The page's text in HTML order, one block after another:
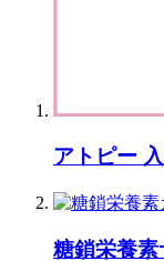
アトピー
糖鎖栄養素